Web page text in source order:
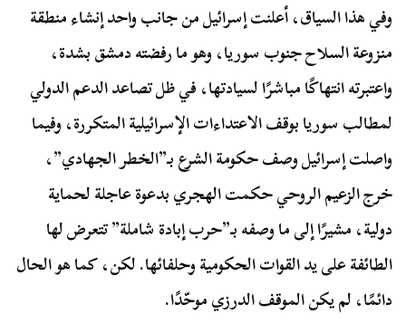
وفي هذا السياق، أعلنت إسرائيل من جانب واحد إنشاء منطقة
منزوعة السلاح جنوب سوريا، وهو ما رفضته دمشق بشدة،
واعتبرته انتهاكًا مباشرًا لسيادتها، في ظل تصاعد الدعم الدولي
لمطالب سوريا بوقف الاعتداءات الإسرائيلية المتكررة، وفيما
واصلت إسرائيل وصف حكومة الشرع بـ”الخطر الجهادي”،
خرج الزعيم الروحي حكمت الهجري بدعوة عاجلة لحماية
دولية، مشيرًا إلى ما وصفه بـ”حرب إبادة شاملة” تتعرض لها
الطائفة على يد القوات الحكومية وحلفائها. لكن، كما هو الحال
دائمًا، لم يكن الموقف الدرزي موحّدًا.